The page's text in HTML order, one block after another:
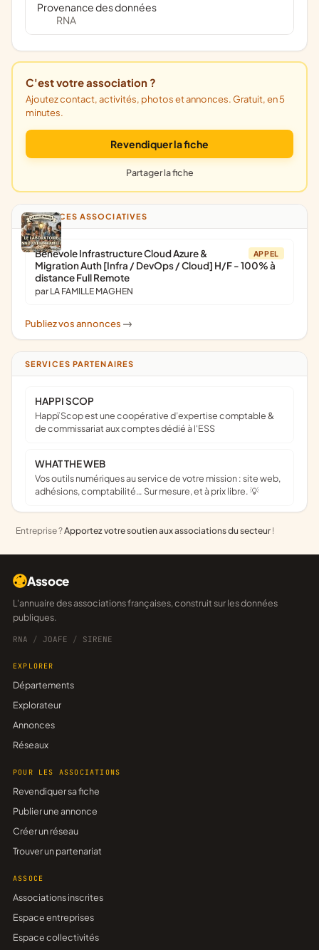
Provenance des données
RNA
C'est votre association ?
Ajoutez contact, activités, photos et annonces. Gratuit, en 5
minutes.
Revendiquer la fiche
Partager la fiche
ANNONCES ASSOCIATIVES
APPEL
Bénévole Infrastructure Cloud Azure &
Migration Auth [Infra / DevOps / Cloud] H/F - 100% à
distance Full Remote
par LA FAMILLE MAGHEN
Publiez vos annonces ->
SERVICES PARTENAIRES
HAPPI SCOP
Happï Scop est une coopérative d’expertise comptable &
de commissariat aux comptes dédié à l'ESS
WHAT THE WEB
Vos outils numériques au service de votre mission : site web,
adhésions, comptabilité… Sur mesure, et à prix libre. 💡
Entreprise ?Apportez votre soutien aux associations du secteur !
Assoce
L'annuaire des associations françaises, construit sur les données
publiques.
RNA / JOAFE / SIRENE
EXPLORER
Départements
Explorateur
Annonces
Réseaux
POUR LES ASSOCIATIONS
Revendiquer sa fiche
Publier une annonce
Créer un réseau
Trouver un partenariat
ASSOCE
Associations inscrites
Espace entreprises
Espace collectivités